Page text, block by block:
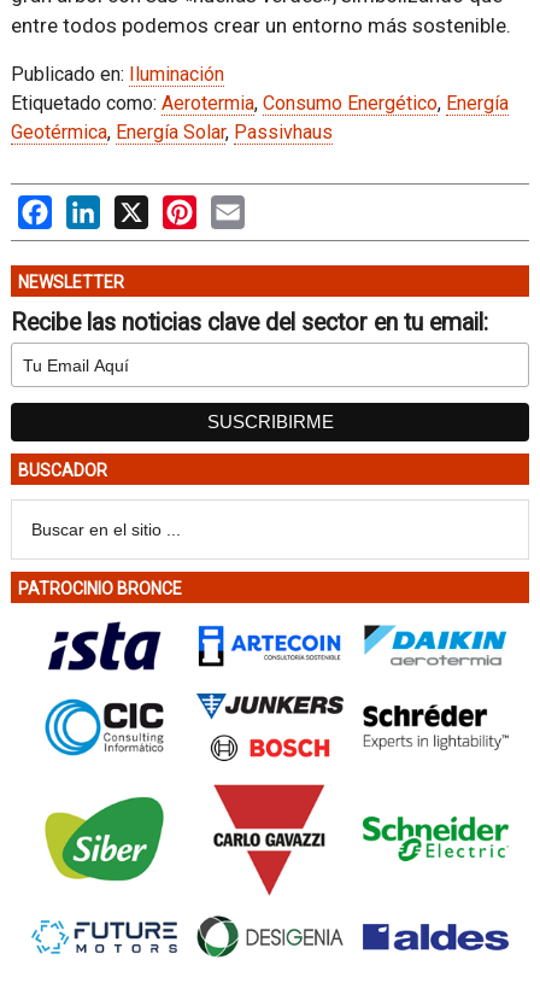
entre todos podemos crear un entorno más sostenible.
Publicado en: Iluminación
Etiquetado como: Aerotermia, Consumo Energético, Energía
Geotérmica, Energía Solar, Passivhaus
FacebookLinkedIn
X PinterestEmail
NEWSLETTER
Recibe las noticias clave del sector en tu email:
BUSCADOR
PATROCINIO BRONCE